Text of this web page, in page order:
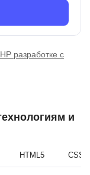
разработке с
и
HTML5 CSS3